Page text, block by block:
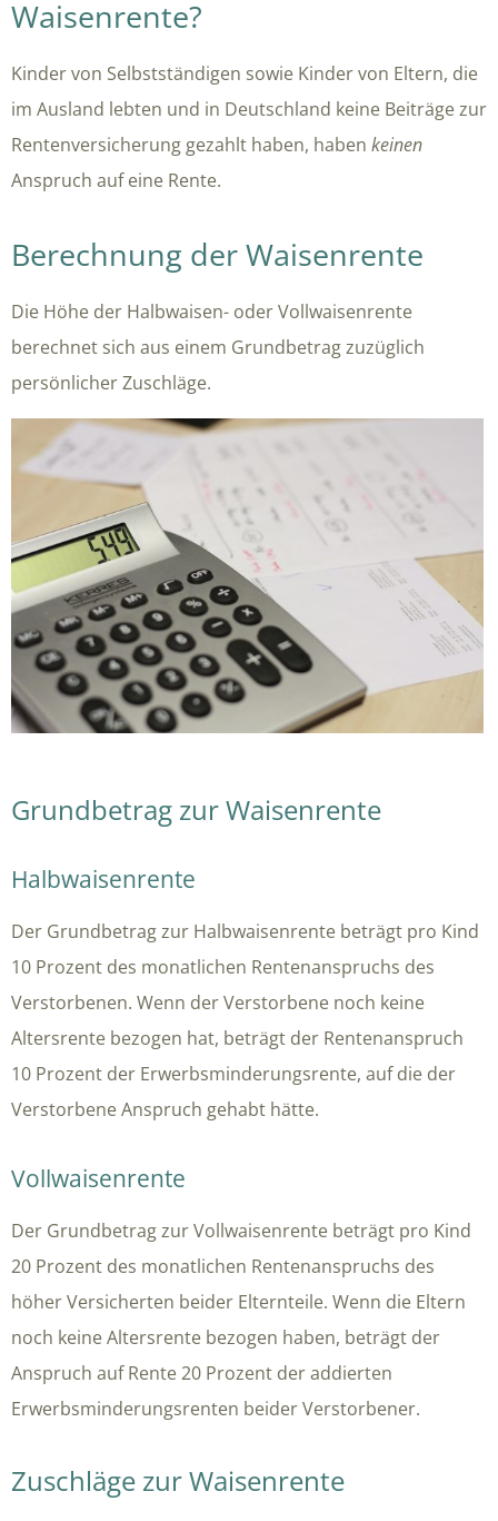
Waisenrente?
Kinder von Selbstständigen sowie Kinder von Eltern, die
im Ausland lebten und in Deutschland keine Beiträge zur
Rentenversicherung gezahlt haben, haben keinen
Anspruch auf eine Rente.
Berechnung der Waisenrente
Die Höhe der Halbwaisen- oder Vollwaisenrente
berechnet sich aus einem Grundbetrag zuzüglich
persönlicher Zuschläge.
Grundbetrag zur Waisenrente
Halbwaisenrente
Der Grundbetrag zur Halbwaisenrente beträgt pro Kind
10 Prozent des monatlichen Rentenanspruchs des
Verstorbenen. Wenn der Verstorbene noch keine
Altersrente bezogen hat, beträgt der Rentenanspruch
10 Prozent der Erwerbsminderungsrente, auf die der
Verstorbene Anspruch gehabt hätte.
Vollwaisenrente
Der Grundbetrag zur Vollwaisenrente beträgt pro Kind
20 Prozent des monatlichen Rentenanspruchs des
höher Versicherten beider Elternteile. Wenn die Eltern
noch keine Altersrente bezogen haben, beträgt der
Anspruch auf Rente 20 Prozent der addierten
Erwerbsminderungsrenten beider Verstorbener.
Zuschläge zur Waisenrente